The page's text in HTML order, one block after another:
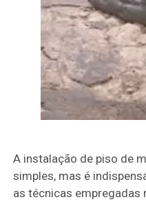
A instalação de piso de
simples, mas é
as técnicas empregadas